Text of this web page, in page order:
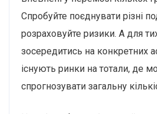
Спробуйте поєднувати різні
розраховуйте ризики. А для
зосередитись на конкретних
існують ринки на тотали, де
спрогнозувати загальну